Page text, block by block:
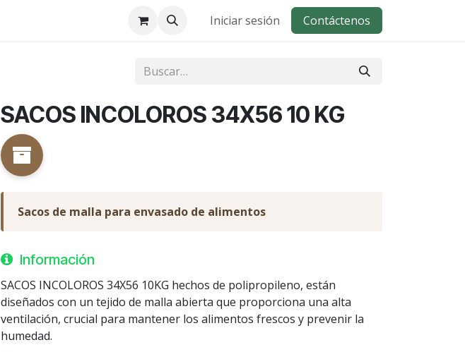
Iniciar sesión Contáctenos
SACOS INCOLOROS 34X56 10 KG
Sacos de malla para envasado de alimentos
Información
SACOS INCOLOROS 34X56 10KG hechos de polipropileno, están
diseñados con un tejido de malla abierta que proporciona una alta
ventilación, crucial para mantener los alimentos frescos y prevenir la
humedad.